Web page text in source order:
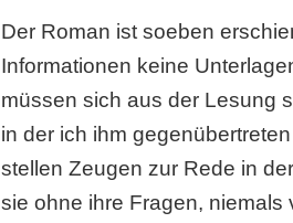
Der Roman ist soeben
Informationen keine
müssen sich aus der Lesung
in der ich ihm
stellen Zeugen zur Rede in
sie ohne ihre Fragen,